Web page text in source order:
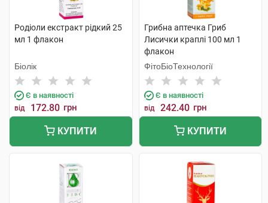
Родіоли екстракт рідкий 25
мл 1 флакон
Біолік
Є в наявності
від 172.80 грн
КУПИТИ
Грибна аптечка Гриб
Лисички краплі 100 мл 1
флакон
ФітоБіоТехнології
Є в наявності
від 242.40 грн
КУПИТИ